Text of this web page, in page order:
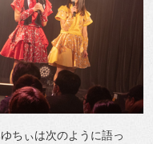
ちぃは次のように語っ